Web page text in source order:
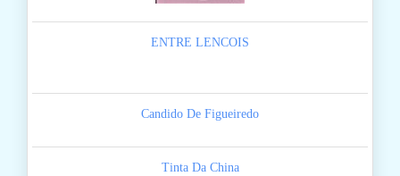
ENTRE LENCOIS
Candido De Figueiredo
Tinta Da China